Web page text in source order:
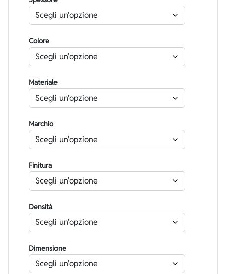
Colore
Materiale
Marchio
Finitura
Densità
Dimensione